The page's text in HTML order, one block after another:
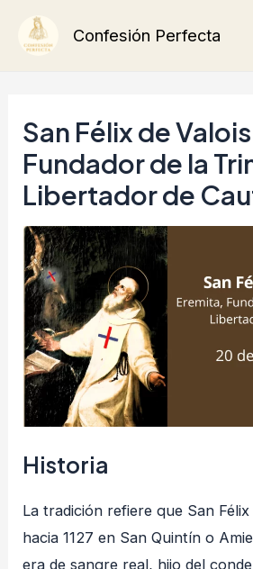
Confesión Perfecta
San Félix de
Fundador de la
Libertador de
Historia
La tradición refiere que San Félix
hacia 1127 en San Quintín o
era de sangre real, hijo del